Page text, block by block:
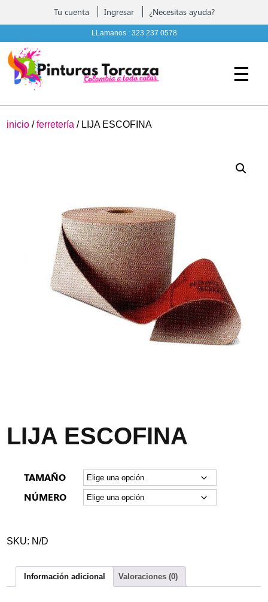
Contáctenos
LLamanos : 323 237 0578
Tu cuenta Ingresar ¿Necesitas ayuda?
☰
inicio /ferretería / LIJA ESCOFINA
LIJA ESCOFINA
TAMAÑO
NÚMERO
SKU: N/D
Información adicional Valoraciones (0)